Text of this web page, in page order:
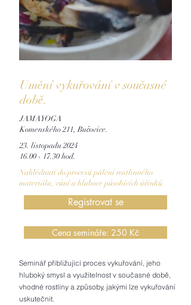
Umění vykuřování v současné
době.
JAMAYOGA
Komenského 211, Bučovice.
23. listopadu 2024
16.00 - 17.30hod.
Nahlédnutí do procesů pálení rostlinného
materiálu, vůní a hluboce působících účinků.
Registrovat se
Cena semináře: 250 Kč
Seminář přibližující proces vykuřování, jeho
hluboký smysl a využitelnost v současné době,
vhodné rostliny a způsoby, jakými lze vykuřování
uskutečnit.